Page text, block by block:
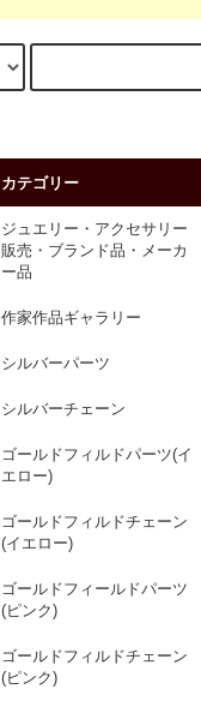
カテゴリー
ジュエリー・アクセサリー
販売・ブランド品・メーカ
ー品
作家作品ギャラリー
シルバーパーツ
シルバーチェーン
ゴールドフィルドパーツ(イ
エロー)
ゴールドフィルドチェーン
(イエロー)
ゴールドフィールドパーツ
(ピンク)
ゴールドフィルドチェーン
(ピンク)